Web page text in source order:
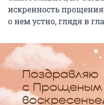
искренность
о нем устно, глядя в